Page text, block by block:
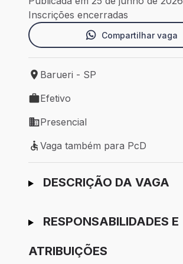
Inscrições encerradas
Compartilhar vaga
Local de trabalho: Barueri - SP
Barueri - SP
Tipo de vaga: Efetivo
Efetivo
Modelo de trabalho: Presencial
Presencial
Vaga também para PcD
Vaga também para PcD
Ir para candidatura
DESCRIÇÃO DA VAGA
RESPONSABILIDADES E
ATRIBUIÇÕES